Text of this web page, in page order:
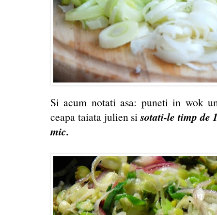
Si acum notati asa: puneti in wok
ceapa taiata julien sisotati-le timp de
mic.